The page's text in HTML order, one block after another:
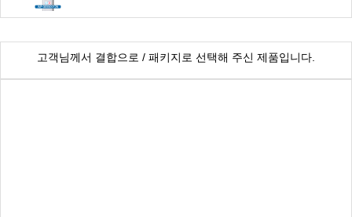
CHP-1290D | 17,900
고객님께서 결합으로 / 패키지로 선택해 주신 제품입니다.